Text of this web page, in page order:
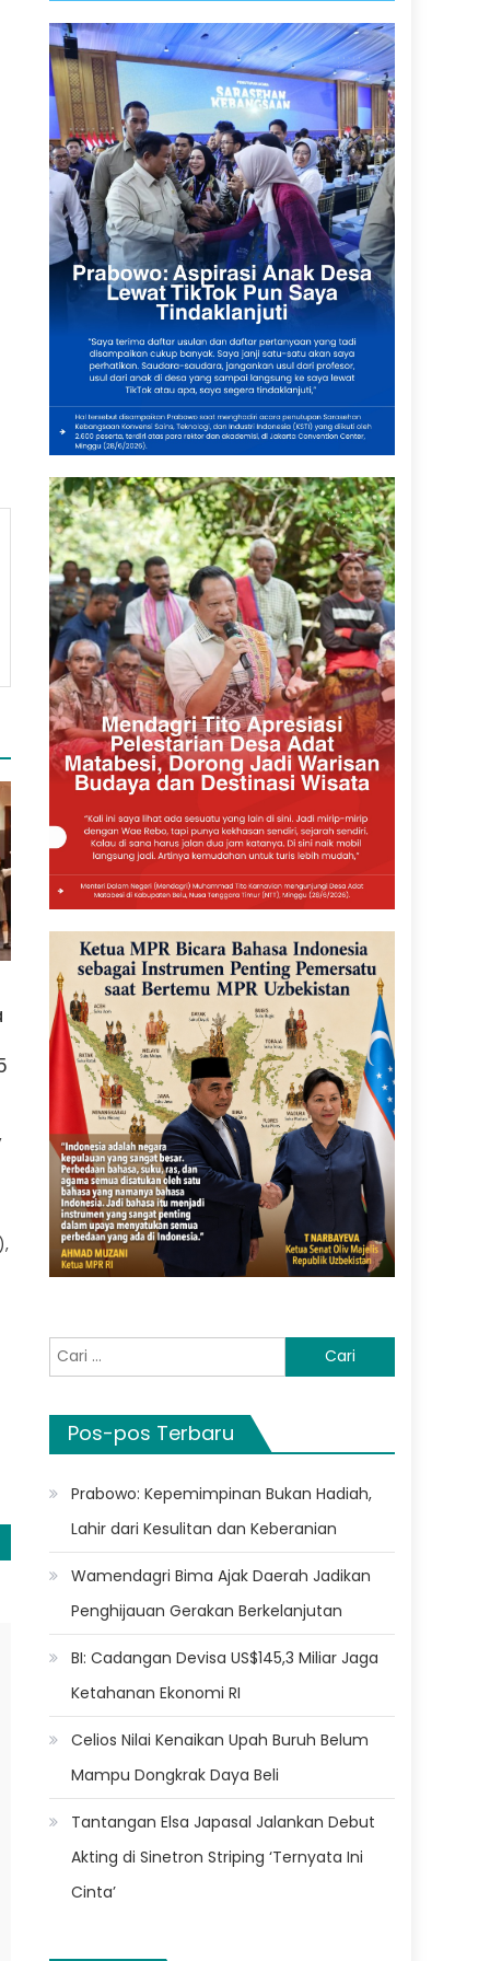
Cari
untuk:
Pos-pos Terbaru
Prabowo: Kepemimpinan Bukan Hadiah,
Lahir dari Kesulitan dan Keberanian
Wamendagri Bima Ajak Daerah Jadikan
Penghijauan Gerakan Berkelanjutan
BI: Cadangan Devisa US$145,3 Miliar Jaga
Ketahanan Ekonomi RI
Celios Nilai Kenaikan Upah Buruh Belum
Mampu Dongkrak Daya Beli
Tantangan Elsa Japasal Jalankan Debut
Akting di Sinetron Striping ‘Ternyata Ini
Cinta’